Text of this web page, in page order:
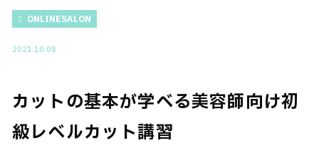
ONLINESALON
2021.10.08
カットの基本が学べる美容師向け初
級レベルカット講習